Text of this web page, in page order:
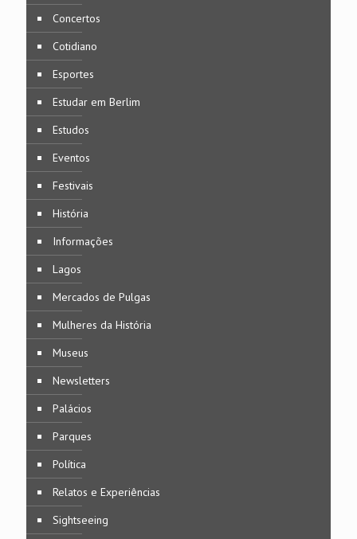
Concertos
Cotidiano
Esportes
Estudar em Berlim
Estudos
Eventos
Festivais
História
Informações
Lagos
Mercados de Pulgas
Mulheres da História
Museus
Newsletters
Palácios
Parques
Política
Relatos e Experiências
Sightseeing